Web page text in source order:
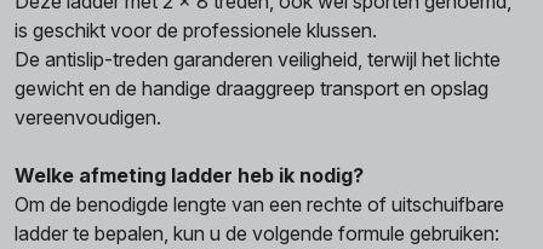
is geschikt voor de professionele klussen.
De antislip-treden garanderen veiligheid, terwijl het lichte
gewicht en de handige draaggreep transport en opslag
vereenvoudigen.
Welke afmeting ladder heb ik nodig?
Om de benodigde lengte van een rechte of uitschuifbare
ladder te bepalen, kun u de volgende formule gebruiken: